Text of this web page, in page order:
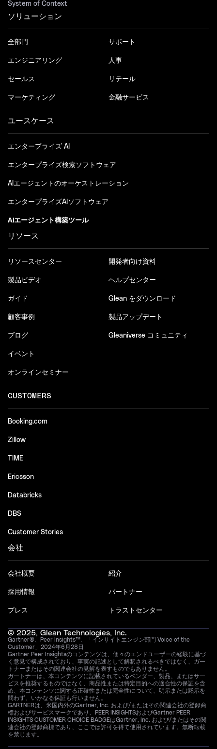
System of Context
ソリューション
全部門
エンジニアリング
セールス
マーケティング
サポート
人事
リテール
金融サービス
ユースケース
エンタープライズ AI
エンタープライズ検索ソフトウェア
AIエージェントのオーケストレーション
エンタープライズAIソフトウェア
AIエージェント構築ツール
リソース
リソースセンター
製品ビデオ
ガイド
顧客事例
ブログ
イベント
オンラインセミナー
開発者向け資料
ヘルプセンター
Glean をダウンロード
製品アップデート
Gleaniverse コミュニティ
CUSTOMERS
Booking.com
Zillow
TIME
Ericsson
Databricks
DBS
Customer Stories
会社
会社概要
採用情報
プレス
紹介
パートナー
トラストセンター
© 2025, Glean Technologies, Inc.
Gartner®、Peer Insights™、「インサイトエンジン部門 Voice of the
Customer」2024年6月28日
Gartner Peer Insightsのコンテンツは、個々のエンドユーザーの経験に基づ
く意見で構成されており、事実の記述として解釈されるべきではなく、ガー
トナーまたはその関連会社の見解を表すものでもありません。
ガートナーは、本コンテンツに記載されているベンダー、製品、またはサー
ビスを推奨するものではなく、商品性または特定目的への適合性の保証を含
め、本コンテンツに関する正確性または完全性について、明示または黙示を
問わず、いかなる保証も行いません。
GARTNERは、米国内外のGartner, Inc. および/またはその関連会社の登録商
標およびサービスマークであり、PEER INSIGHTSおよびGartner PEER
INSIGHTS CUSTOMER CHOICE BADGEはGartner, Inc. および/またはその関
連会社の登録商標であり、ここでは許可を得て使用されています。無断転載
を禁じます。